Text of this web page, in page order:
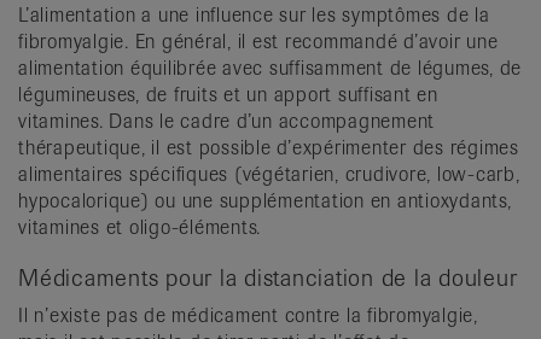
L’alimentation a une influence sur les symptômes de la
fibromyalgie. En général, il est recommandé d’avoir une
alimentation équilibrée avec suffisamment de légumes, de
légumineuses, de fruits et un apport suffisant en
vitamines. Dans le cadre d’un accompagnement
thérapeutique, il est possible d’expérimenter des régimes
alimentaires spécifiques (végétarien, crudivore, low-carb,
hypocalorique) ou une supplémentation en antioxydants,
vitamines et oligo-éléments.
Médicaments pour la distanciation de la douleur
Il n’existe pas de médicament contre la fibromyalgie,